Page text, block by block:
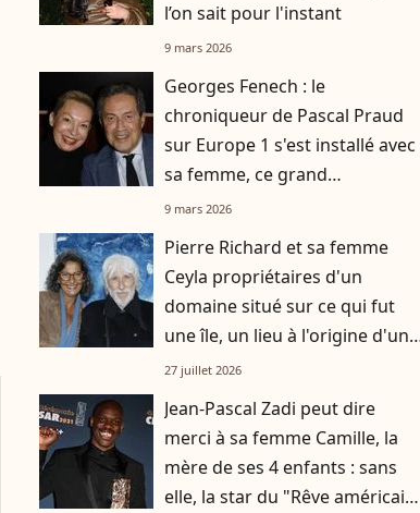
l’on sait pour l'instant
9 mars 2026
Georges Fenech : le
chroniqueur de Pascal Praud
sur Europe 1 s'est installé avec
sa femme, ce grand
changement qu'elle opère dans
9 mars 2026
Pierre Richard et sa femme
Ceyla propriétaires d'un
domaine situé sur ce qui fut
une île, un lieu à l'origine d'un
beau business
27 juillet 2026
Jean-Pascal Zadi peut dire
merci à sa femme Camille, la
mère de ses 4 enfants : sans
elle, la star du "Rêve américain"